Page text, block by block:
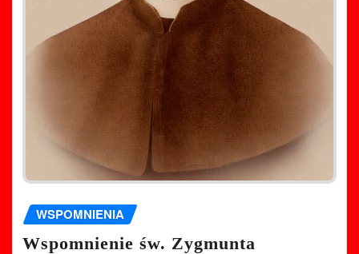
WSPOMNIENIA
Wspomnienie św. Zygmunta